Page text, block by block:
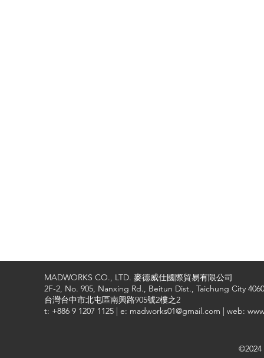
MADWORKS CO., LTD. 麥德威仕國際貿易有限公司
2F-2, No. 905, Nanxing Rd., Beitun Dist., Taichung City
台灣台中市北屯區南興路905號2樓之2
t: +886 9 1207 1125 | e: madworks01@gmail.com | web: